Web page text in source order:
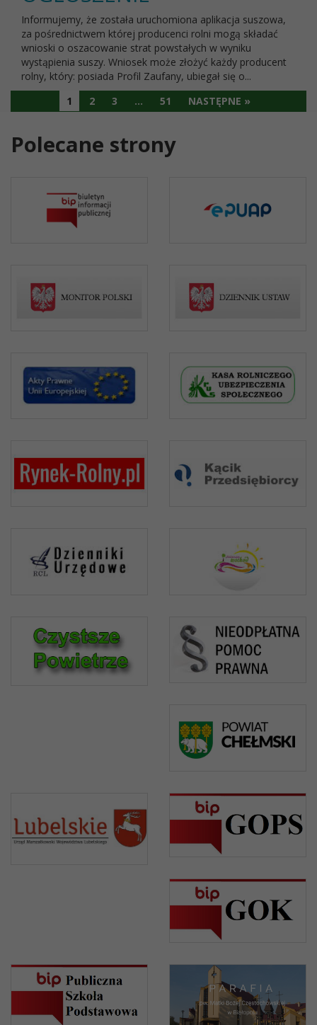
Informujemy, że została uruchomiona aplikacja suszowa,
za pośrednictwem której producenci rolni mogą składać
wnioski o oszacowanie strat powstałych w wyniku
wystąpienia suszy. Wniosek może złożyć każdy producent
rolny, który: posiada Profil Zaufany, ubiegał się o...
1
2 3 … 51 NASTĘPNE »
Polecane strony